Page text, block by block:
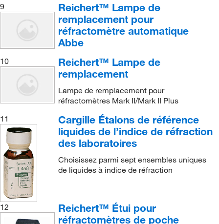
9
Reichert™ Lampe de
remplacement pour
réfractomètre automatique
Abbe
10
Reichert™ Lampe de
remplacement
Lampe de remplacement pour
réfractomètres Mark II/Mark II Plus
11
Cargille Étalons de référence
liquides de l’indice de réfraction
des laboratoires
Choisissez parmi sept ensembles uniques
de liquides à indice de réfraction
12
Reichert™ Étui pour
réfractomètres de poche